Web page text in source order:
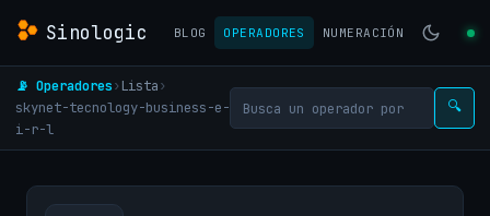
Sinologic BLOG OPERADORES NUMERACIÓN
📡 Operadores› Lista›
skynet-tecnology-business-e-
i-r-l
🔍